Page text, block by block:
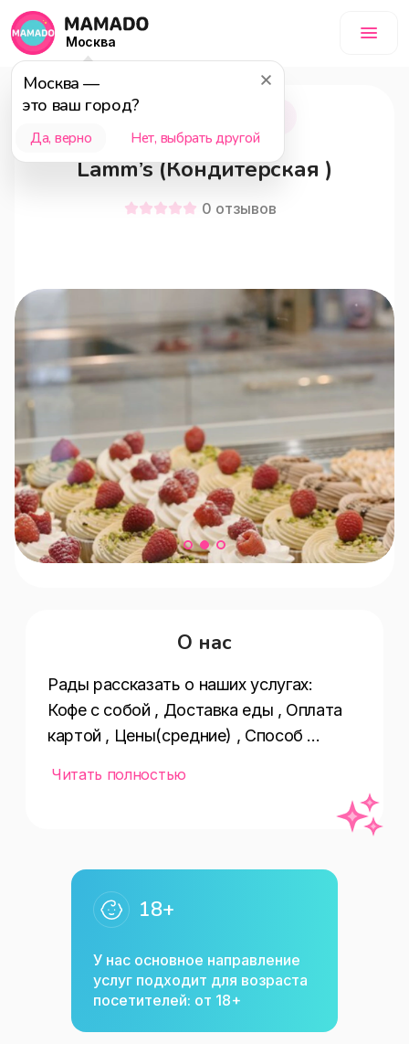
Москва
Москва —
это ваш город?
Да, верно Нет, выбрать другой
Москва
Lamm’s (Кондитерская )
0 отзывов
О нас
Рады рассказать о наших услугах:
Кофе с собой , Доставка еды , Оплата
картой , Цены(средние) , Способ
счёт(500 ₽) , Кухня(нет специализации)
курьерская служба) Кондитерская ,
Читать полностью
18+
У нас основное направление
услуг подходит для возраста
посетителей: от 18+